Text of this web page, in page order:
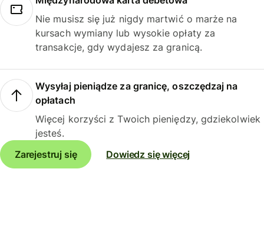
Nie musisz się już nigdy martwić o marże na
kursach wymiany lub wysokie opłaty za
transakcje, gdy wydajesz za granicą.
Wysyłaj pieniądze za granicę, oszczędzaj na
opłatach
Więcej korzyści z Twoich pieniędzy, gdziekolwiek
jesteś.
Zarejestruj się
Dowiedz się więcej